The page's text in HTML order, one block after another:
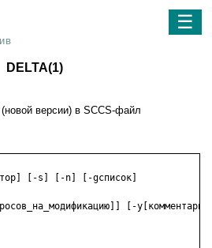
☰
DELTA(1)
версии) в SCCS-файл
[-s] [-n] [-gсписок]
[-